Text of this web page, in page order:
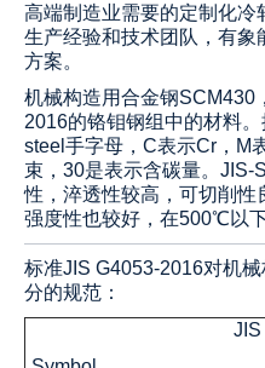
高端制造业需要的定制化
生产经验和技术团队，有象
方案。
机械构造用合金钢SCM430
2016的铬钼钢组中的材料
steel手字母，C表示Cr，M
束，30是表示含碳量。 JIS-
性，淬透性较高，可切削
强度性也较好，在500℃以
标准JIS G4053-2016对机
分的规范：
JIS